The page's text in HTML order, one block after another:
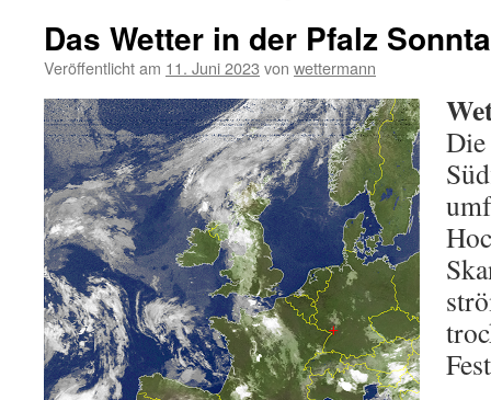
Das Wetter in der Pfalz
Veröffentlicht am 11. Juni 2023 von wettermann